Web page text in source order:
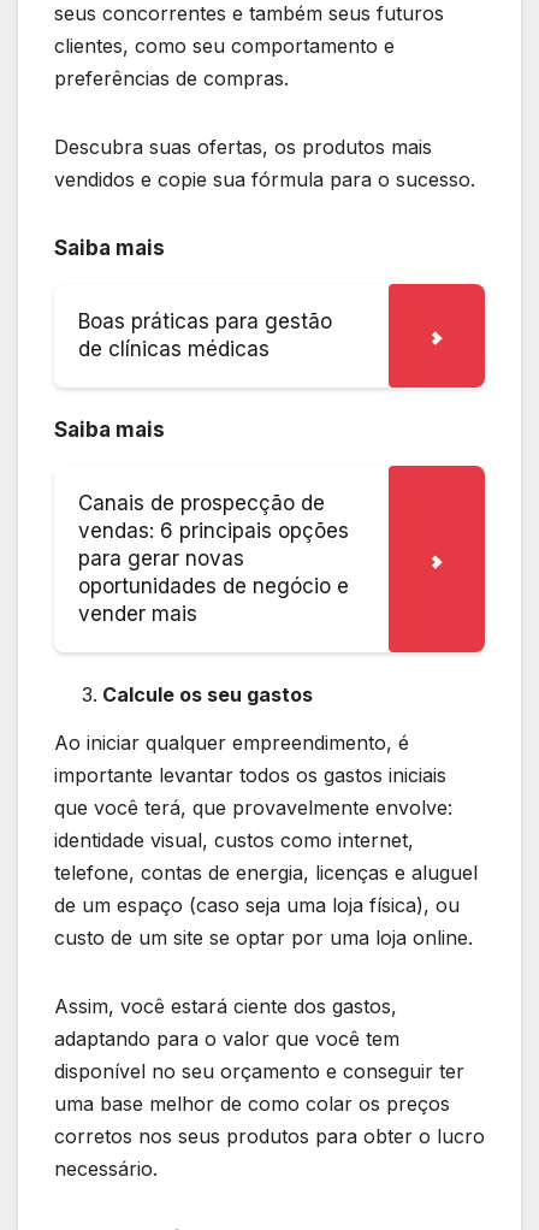
seus concorrentes e também seus futuros
clientes, como seu comportamento e
preferências de compras.
Descubra suas ofertas, os produtos mais
vendidos e copie sua fórmula para o sucesso.
Saiba mais
Boas práticas para gestão
de clínicas médicas
Saiba mais
Canais de prospecção de
vendas: 6 principais opções
para gerar novas
oportunidades de negócio e
vender mais
Calcule os seu gastos
Ao iniciar qualquer empreendimento, é
importante levantar todos os gastos iniciais
que você terá, que provavelmente envolve:
identidade visual, custos como internet,
telefone, contas de energia, licenças e aluguel
de um espaço (caso seja uma loja física), ou
custo de um site se optar por uma loja online.
Assim, você estará ciente dos gastos,
adaptando para o valor que você tem
disponível no seu orçamento e conseguir ter
uma base melhor de como colar os preços
corretos nos seus produtos para obter o lucro
necessário.